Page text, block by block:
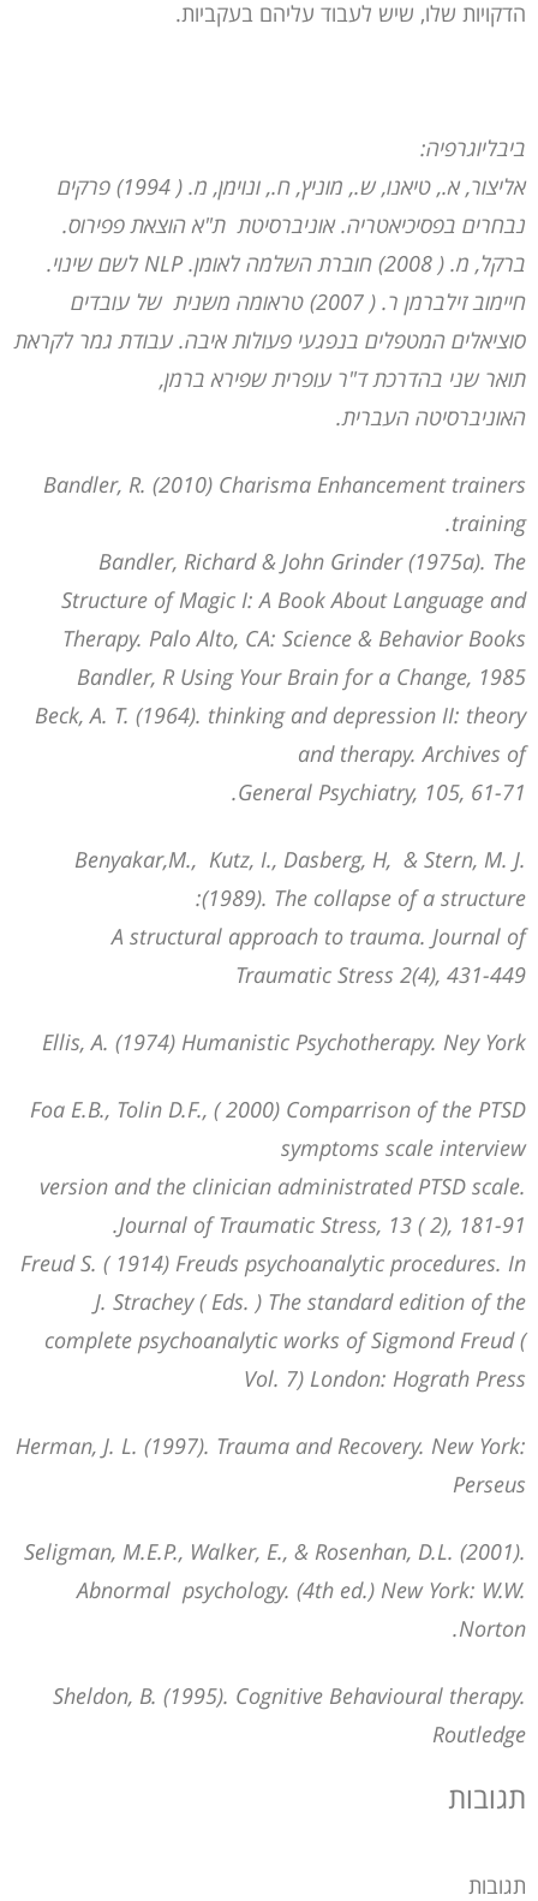
הדקויות שלו, שיש לעבוד עליהם בעקביות.
ביבליוגרפיה:
אליצור, א., טיאנו, ש., מוניץ, ח., ונוימן, מ. ( 1994) פרקים
נבחרים בפסיכיאטריה. אוניברסיטת ת"א הוצאת פפירוס.
ברקל, מ. ( 2008) חוברת השלמה לאומן. NLP לשם שינוי.
חיימוב זילברמן ר. ( 2007) טראומה משנית של עובדים
סוציאלים המטפלים בנפגעי פעולות איבה. עבודת גמר לקראת
תואר שני בהדרכת ד"ר עופרית שפירא ברמן,
האוניברסיטה העברית.
Bandler, R. (2010) Charisma Enhancement trainers
training.
Bandler, Richard & John Grinder (1975a). The
Structure of Magic I: A Book About Language and
Therapy. Palo Alto, CA: Science & Behavior Books
Bandler, R Using Your Brain for a Change, 1985
Beck, A. T. (1964). thinking and depression II: theory
and therapy. Archives of
General Psychiatry, 105, 61-71.
Benyakar,M., Kutz, I., Dasberg, H, & Stern, M. J.
(1989). The collapse of a structure:
A structural approach to trauma. Journal of
Traumatic Stress 2(4), 431-449
Ellis, A. (1974) Humanistic Psychotherapy. Ney York
Foa E.B., Tolin D.F., ( 2000) Comparrison of the PTSD
symptoms scale interview
version and the clinician administrated PTSD scale.
Journal of Traumatic Stress, 13 ( 2), 181-91.
Freud S. ( 1914) Freuds psychoanalytic procedures. In
J. Strachey ( Eds. ) The standard edition of the
complete psychoanalytic works of Sigmond Freud (
Vol. 7) London: Hograth Press
Herman, J. L. (1997). Trauma and Recovery. New York:
Perseus
Seligman, M.E.P., Walker, E., & Rosenhan, D.L. (2001).
Abnormal psychology. (4th ed.) New York: W.W.
Norton.
Sheldon, B. (1995). Cognitive Behavioural therapy.
Routledge
תגובות
תגובות